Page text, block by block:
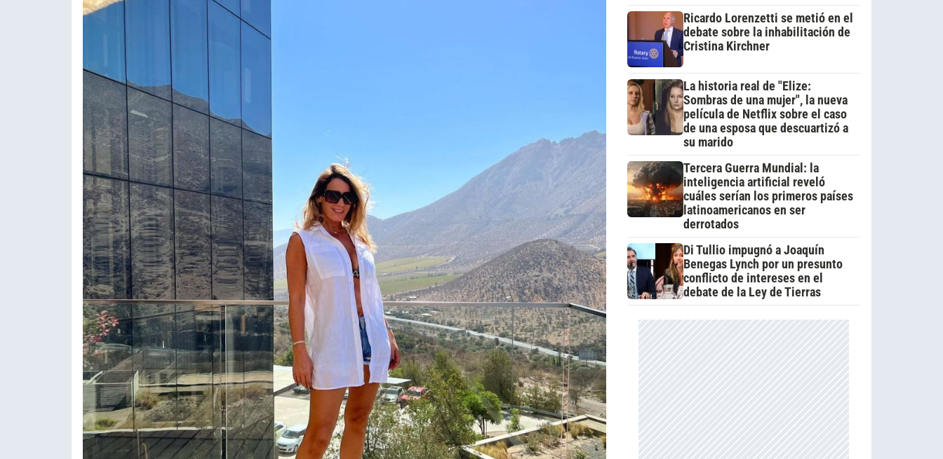
Ricardo Lorenzetti se metió en el
debate sobre la inhabilitación de
Cristina Kirchner
La historia real de "Elize:
Sombras de una mujer", la nueva
película de Netflix sobre el caso
de una esposa que descuartizó a
su marido
Tercera Guerra Mundial: la
inteligencia artificial reveló
cuáles serían los primeros países
latinoamericanos en ser
derrotados
Di Tullio impugnó a Joaquín
Benegas Lynch por un presunto
conflicto de intereses en el
debate de la Ley de Tierras